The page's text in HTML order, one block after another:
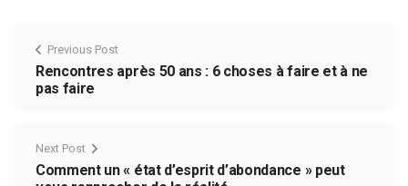
Previous Post
Rencontres après 50 ans : 6 choses à faire et à ne
pas faire
Next Post
Comment un « état d’esprit d’abondance » peut